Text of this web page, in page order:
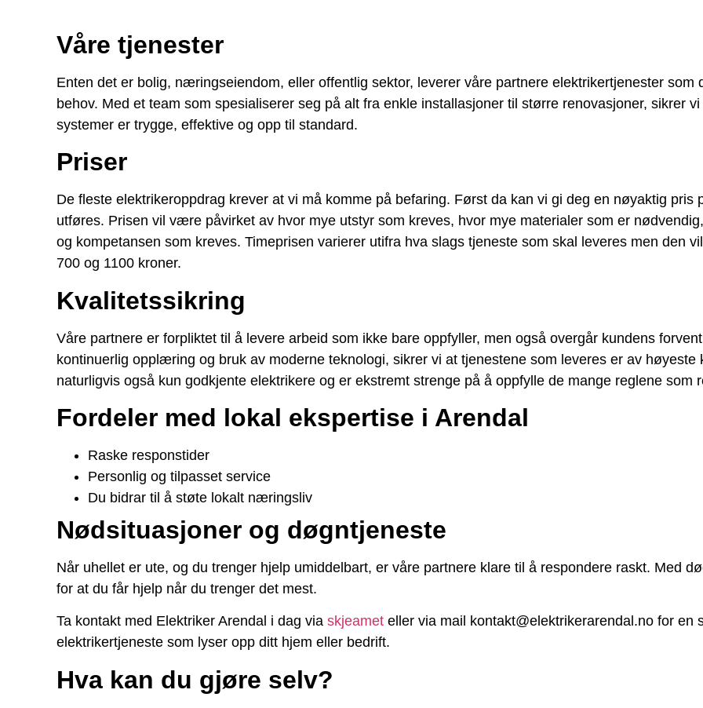
Våre tjenester
Enten det er bolig, næringseiendom, eller offentlig sektor, leverer våre partnere elektrikertjenester som
behov. Med et team som spesialiserer seg på alt fra enkle installasjoner til større renovasjoner, sikrer
systemer er trygge, effektive og opp til standard.
Priser
De fleste elektrikeroppdrag krever at vi må komme på befaring. Først da kan vi gi deg en nøyaktig pris
utføres. Prisen vil være påvirket av hvor mye utstyr som kreves, hvor mye materialer som er
og kompetansen som kreves. Timeprisen varierer utifra hva slags tjeneste som skal leveres men den
700 og 1100 kroner.
Kvalitetssikring
Våre partnere er forpliktet til å levere arbeid som ikke bare oppfyller, men også overgår kundens
kontinuerlig opplæring og bruk av moderne teknologi, sikrer vi at tjenestene som leveres er av høyeste
naturligvis også kun godkjente elektrikere og er ekstremt strenge på å oppfylle de mange reglene som
Fordeler med lokal ekspertise i Arendal
Raske responstider
Personlig og tilpasset service
Du bidrar til å støte lokalt næringsliv
Nødsituasjoner og døgntjeneste
Når uhellet er ute, og du trenger hjelp umiddelbart, er våre partnere klare til å respondere raskt. Med
for at du får hjelp når du trenger det mest.
Ta kontakt med Elektriker Arendal i dag via skjeamet eller via mail kontakt@elektrikerarendal.no for en
elektrikertjeneste som lyser opp ditt hjem eller bedrift.
Hva kan du gjøre selv?